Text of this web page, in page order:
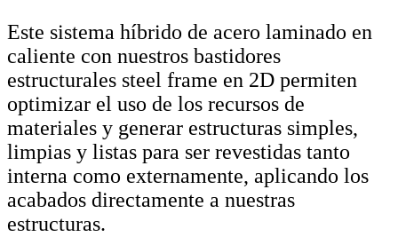
Este sistema híbrido de acero laminado en
caliente con nuestros bastidores
estructurales steel frame en 2D permiten
optimizar el uso de los recursos de
materiales y generar estructuras simples,
limpias y listas para ser revestidas tanto
interna como externamente, aplicando los
acabados directamente a nuestras
estructuras.